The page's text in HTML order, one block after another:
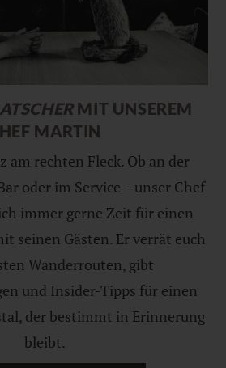
MIT UNSEREM
MARTIN
am rechten Fleck. Ob an der
oder im Service – unser Chef
immer gerne Zeit für einen
seinen Gästen. Er verrät euch
Wanderrouten, gibt
und Insider-Tipps für einen
der bestimmt in Erinnerung
bleibt.